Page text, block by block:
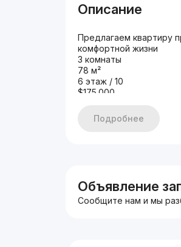
Описание
Предлагаем квартиру
комфортной жизни
3 комнаты
78 м²
6 этаж / 10
$175.000
Мирзо-Улугбекский р-
901758855 Бобур
Подробнее
Объявление
Сообщите нам и мы